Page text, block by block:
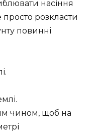
насіння
розкласти
повинні
чином, щоб на